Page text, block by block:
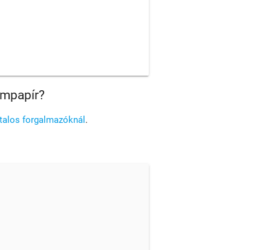
forgalmazóknál .